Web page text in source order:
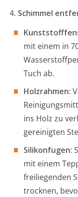
4. Schimmel
mit einem in
Tuch ab.
Holzrahmen:
ins Holz zu
gereinigten
Silikonfugen:
mit einem
freiliegenden
trocknen,